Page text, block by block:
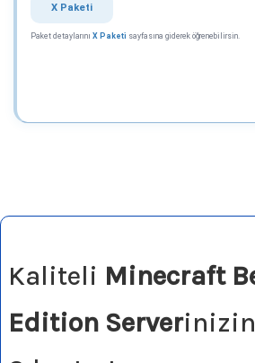
X Paketi
Paket detaylarını X Paketi sayfasına giderek öğrenebilirsin.
Kaliteli Minecraft
Edition Server